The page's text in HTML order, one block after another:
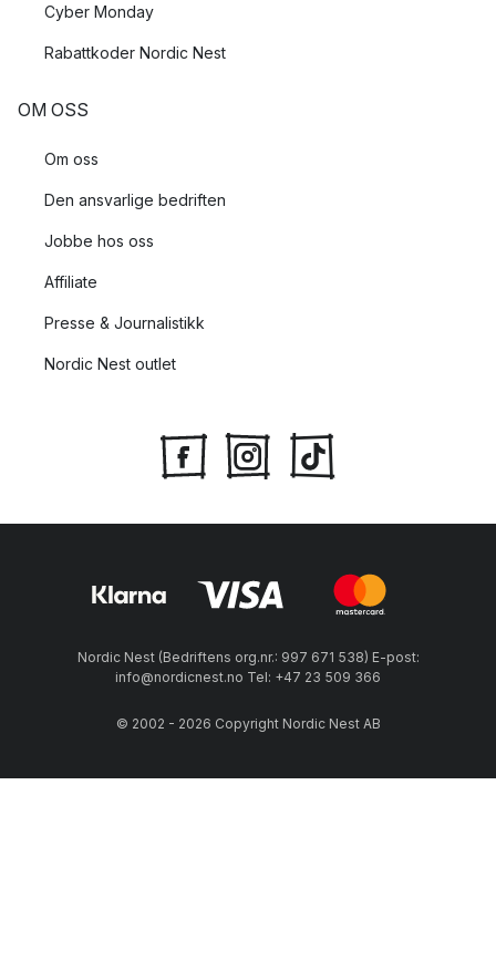
Cyber Monday
Rabattkoder Nordic Nest
OM OSS
Om oss
Den ansvarlige bedriften
Jobbe hos oss
Affiliate
Presse & Journalistikk
Nordic Nest outlet
Nordic Nest (Bedriftens org.nr.: 997 671 538) E-post:
info@nordicnest.no Tel: +47 23 509 366
© 2002 - 2026 Copyright Nordic Nest AB